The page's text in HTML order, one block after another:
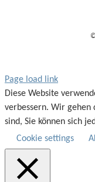
Page load link
Diese Website
verbessern. Wir gehen
sind, Sie können sich
Cookie settings